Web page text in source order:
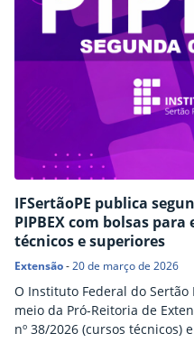
IFSertãoPE publica
PIPBEX com bolsas
técnicos e superiores
Extensão-20 de março de 2026
O Instituto Federal do Sertão
meio da Pró-Reitoria de
nº 38/2026 (cursos técnicos)